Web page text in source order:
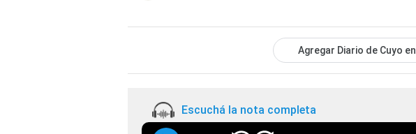
Agregar Diario de Cuyo en
Escuchá la nota completa